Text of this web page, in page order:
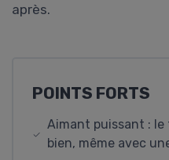
après.
POINTS FORTS
Aimant puissant :
bien, même avec